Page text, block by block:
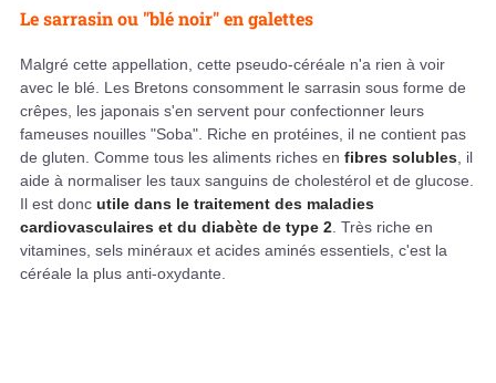
Le sarrasin ou "blé noir" en galettes
Malgré cette appellation, cette pseudo-céréale n'a rien à voir
avec le blé. Les Bretons consomment le sarrasin sous forme de
crêpes, les japonais s'en servent pour confectionner leurs
fameuses nouilles "Soba". Riche en protéines, il ne contient pas
de gluten. Comme tous les aliments riches en fibres solubles , il
aide à normaliser les taux sanguins de cholestérol et de glucose.
Il est donc utile dans le traitement des maladies
cardiovasculaires et du diabète de type 2 . Très riche en
vitamines, sels minéraux et acides aminés essentiels, c'est la
céréale la plus anti-oxydante.